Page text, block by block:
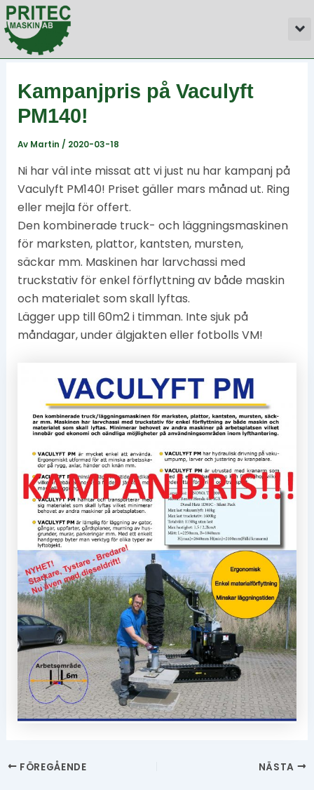
Hoppa
till
innehåll
Kampanjpris på Vaculyft
PM140!
Av Martin / 2020-03-18
Ni har väl inte missat att vi just nu har kampanj på
Vaculyft PM140! Priset gäller mars månad ut. Ring
eller mejla för offert.
Den kombinerade truck- och läggningsmaskinen
för marksten, plattor, kantsten, mursten,
säckar mm. Maskinen har larvchassi med
truckstativ för enkel förflyttning av både maskin
och materialet som skall lyftas.
Lägger upp till 60m2 i timman. Inte sjuk på
måndagar, under älgjakten eller fotbolls VM!
Inläggsnavigering
FÖREGÅENDE NÄSTA